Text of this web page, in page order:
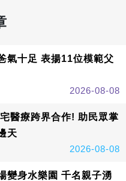
氣十足 表揚11位模範父
2026-08-08
醫療跨界合作! 助民眾掌
天
2026-08-08
變身水樂園 千名親子湧